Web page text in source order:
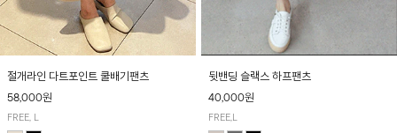
절개라인 다트포인트 쿨배기팬츠
58,000원
FREE, L
뒷밴딩 슬랙스 하프팬츠
40,000원
FREE,L